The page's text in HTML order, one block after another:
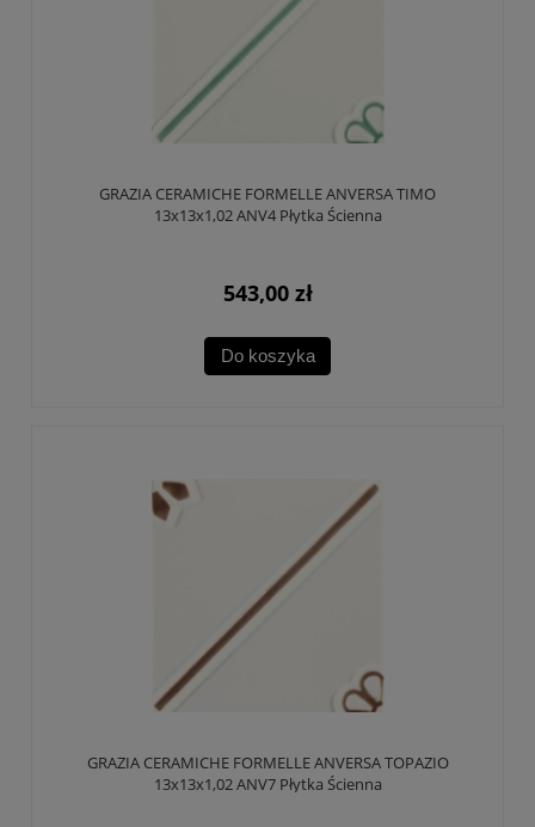
GRAZIA CERAMICHE FORMELLE ANVERSA TIMO
13x13x1,02 ANV4 Płytka Ścienna
543,00 zł
Do koszyka
GRAZIA CERAMICHE FORMELLE ANVERSA TOPAZIO
13x13x1,02 ANV7 Płytka Ścienna